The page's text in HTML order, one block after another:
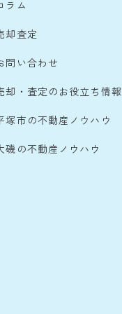
ラム
却査定
問い合わせ
却・査定のお役立ち情報
塚市の不動産ノウハウ
磯の不動産ノウハウ